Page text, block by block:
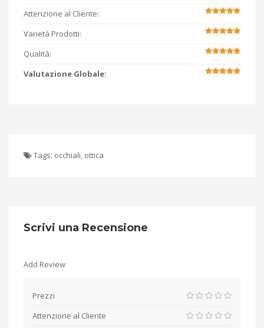
Attenzione al Cliente:
Varietà Prodotti:
Qualità:
Valutazione Globale:
Tags: occhiali, ottica
Scrivi una Recensione
Add Review
Prezzi
Attenzione al Cliente